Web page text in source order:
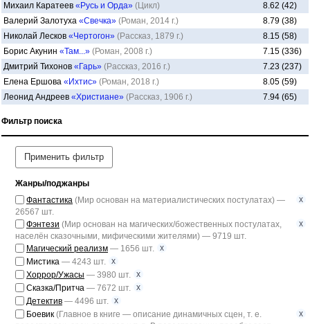
Михаил Каратеев «Русь и Орда» (Цикл)
8.62 (42)
Валерий Залотуха «Свечка» (Роман, 2014 г.)
8.79 (38)
Николай Лесков «Чертогон» (Рассказ, 1879 г.)
8.15 (58)
Борис Акунин «Там...» (Роман, 2008 г.)
7.15 (336)
Дмитрий Тихонов «Гарь» (Рассказ, 2016 г.)
7.23 (237)
Елена Ершова «Ихтис» (Роман, 2018 г.)
8.05 (59)
Леонид Андреев «Христиане» (Рассказ, 1906 г.) 7.94 (65)
Фильтр поиска
Применить фильтр
Жанры/поджанры
Фантастика (Мир основан на материалистических постулатах) —
26567 шт.
x
Фэнтези (Мир основан на магических/божественных постулатах,
населён сказочными, мифическими жителями) — 9719 шт.
x
Магический реализм — 1656 шт. x
Мистика — 4243 шт. x
Хоррор/Ужасы — 3980 шт. x
Сказка/Притча — 7672 шт. x
Детектив — 4496 шт. x
Боевик (Главное в книге — описание динамичных сцен, т. е.
x